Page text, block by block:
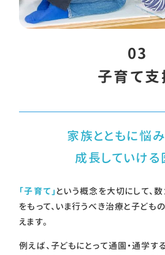
03
子育て支
家族とともに悩み
成長していけ
「子育て」という概念を大切にして、
をもって、いま行うべき治療と子ど
えます。
例えば、子どもにとって通園・通学